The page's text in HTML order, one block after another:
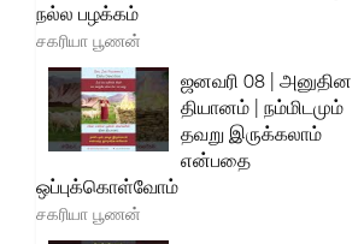
நல்ல பழக்கம்
சகரியா பூணன்
ஜனவரி 08 | அனுதின
தியானம் | நம்மிடமும்
தவறு இருக்கலாம்
என்பதை
ஒப்புக்கொள்வோம்
சகரியா பூணன்